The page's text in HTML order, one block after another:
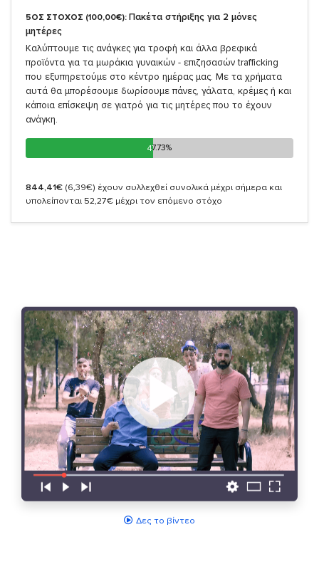
5ΟΣ ΣΤΟΧΟΣ (100,00€): Πακέτα στήριξης για 2 μόνες
μητέρες
Καλύπτουμε τις ανάγκες για τροφή και άλλα βρεφικά
προϊόντα για τα μωράκια γυναικών - επιζησασών trafficking
που εξυπηρετούμε στο κέντρο ημέρας μας. Με τα χρήματα
αυτά θα μπορέσουμε δωρίσουμε πάνες, γάλατα, κρέμες ή και
κάποια επίσκεψη σε γιατρό για τις μητέρες που το έχουν
ανάγκη.
47.73%
47.73%
844,41€ (6,39€) έχουν συλλεχθεί συνολικά μέχρι σήμερα και
υπολείπονται 52,27€ μέχρι τον επόμενο στόχο
Δες το βίντεο